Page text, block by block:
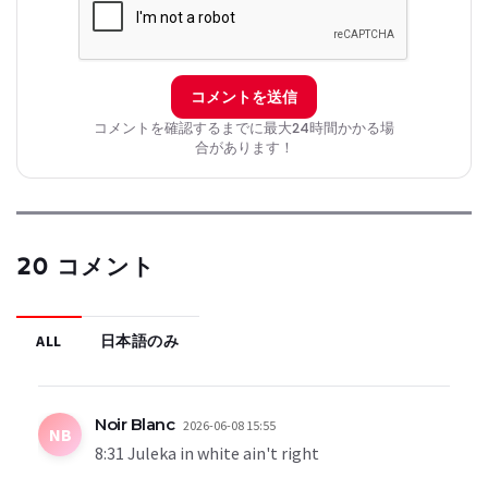
コメントを送信
コメントを確認するまでに最大24時間かかる場
合があります！
20 コメント
ALL 日本語のみ
NB Noir Blanc 2026-06-08 15:55
8:31 Juleka in white ain't right